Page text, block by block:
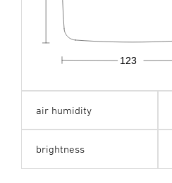
123
air humidity
brightness